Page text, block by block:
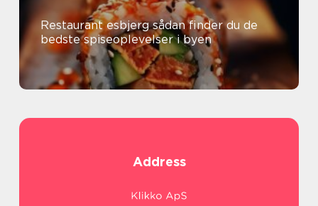
Restaurant esbjerg sådan finder du de
bedste spiseoplevelser i byen
Address